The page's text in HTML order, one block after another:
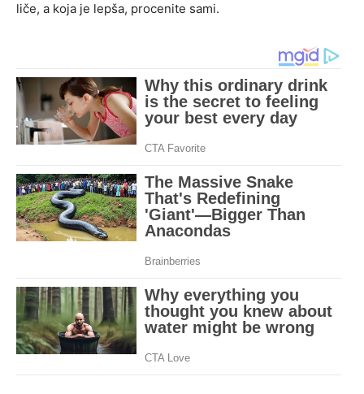
liče, a koja je lepša, procenite sami.